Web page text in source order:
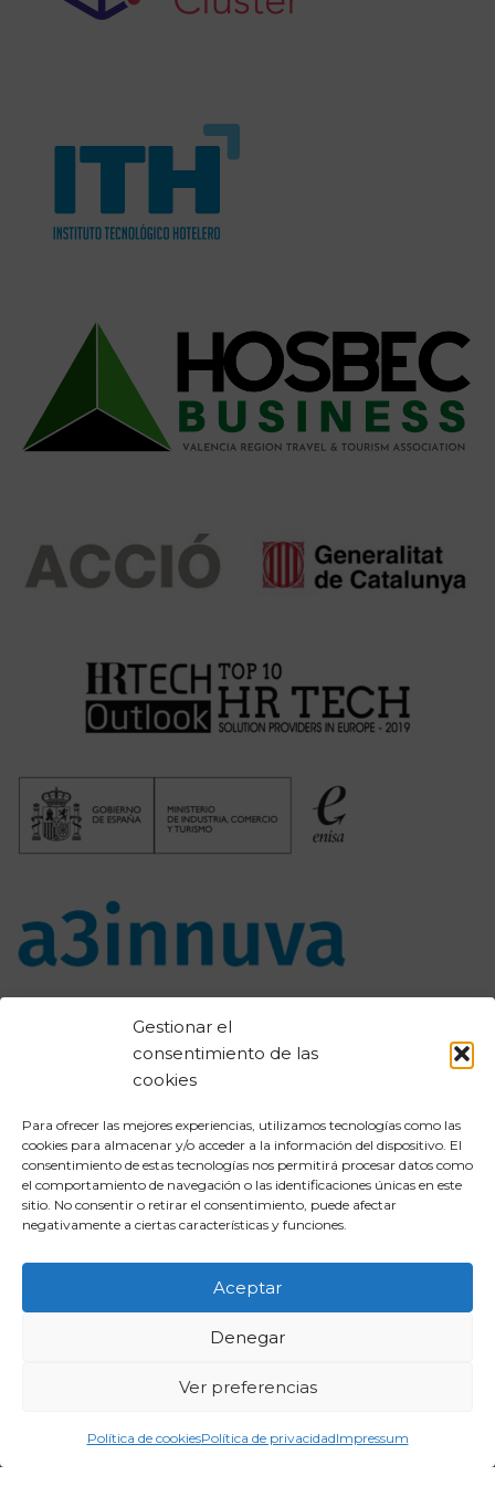
Gestionar el
consentimiento de las
cookies
Para ofrecer las mejores experiencias, utilizamos tecnologías como las
cookies para almacenar y/o acceder a la información del dispositivo. El
consentimiento de estas tecnologías nos permitirá procesar datos como
el comportamiento de navegación o las identificaciones únicas en este
sitio. No consentir o retirar el consentimiento, puede afectar
negativamente a ciertas características y funciones.
Aceptar
Denegar
Ver preferencias
Política de cookiesPolítica de privacidadImpressum
Aviso legal